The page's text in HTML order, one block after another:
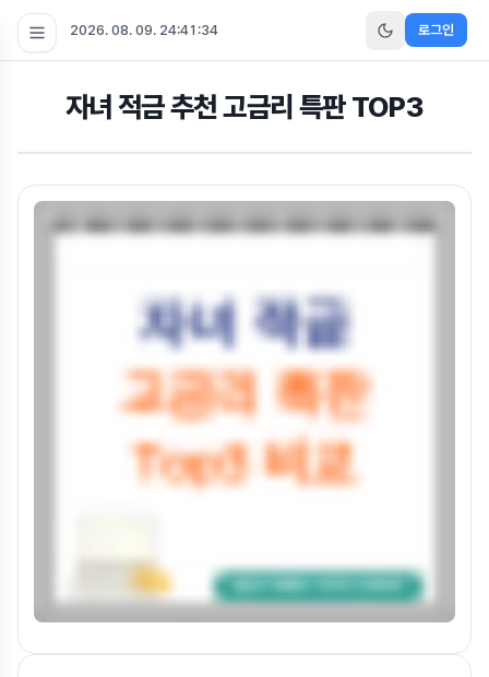
2026. 08. 09. 24:41:35 로그인
자녀 적금 추천 고금리 특판 TOP3